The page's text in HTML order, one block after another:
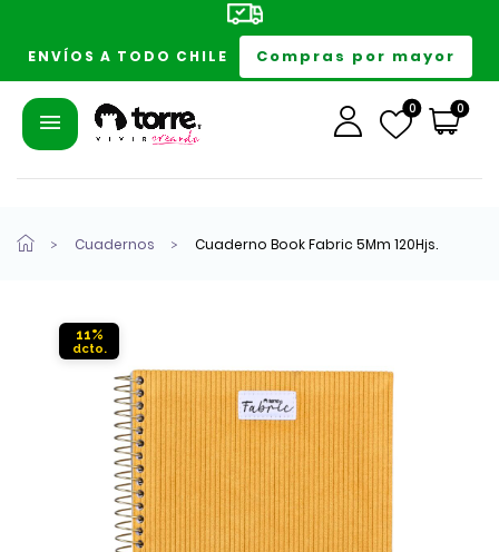
ENVÍOS A TODO CHILE Compras por mayor
0 0
Cuadernos Cuaderno Book Fabric 5Mm 120Hjs.
11%